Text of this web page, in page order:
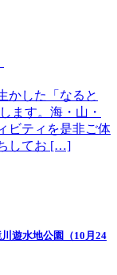
かした「なると
ます。海・山・
ビティを是非ご体
してお […]
遊水地公園（10月24